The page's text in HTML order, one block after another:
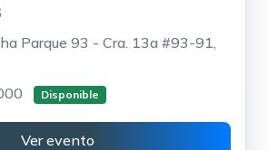
Parque 93 - Cra. 13a #93-91,
Disponible
Ver evento